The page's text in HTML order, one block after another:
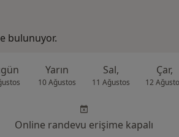
bulunuyor.
Yarın
10 Ağustos
Sal,
11 Ağustos
Çar,
12
Online randevu erişime kapalı